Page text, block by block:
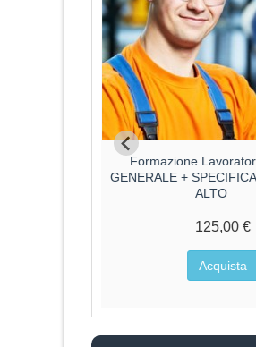
Formazione
GENERALE +
ALTO
125,00 €
Acquista